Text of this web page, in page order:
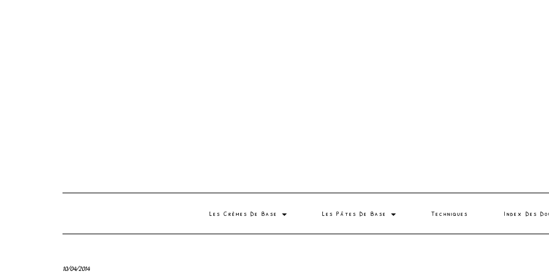
Les Crèmes De Base Les Pâtes De Base Techniques Index Des
10/04/2014